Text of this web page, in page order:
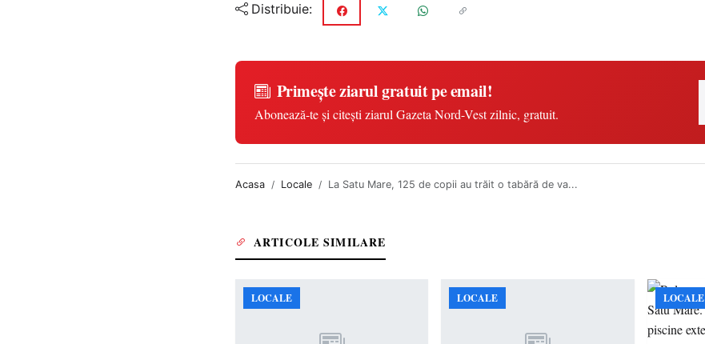
Distribuie:
Primește ziarul gratuit pe email!
Abonează-te și citești ziarul Gazeta Nord-Vest zilnic, gratuit.
Acasa Locale La Satu Mare, 125 de copii au trăit o tabără de va...
ARTICOLE SIMILARE
LOCALE LOCALE LOCALE